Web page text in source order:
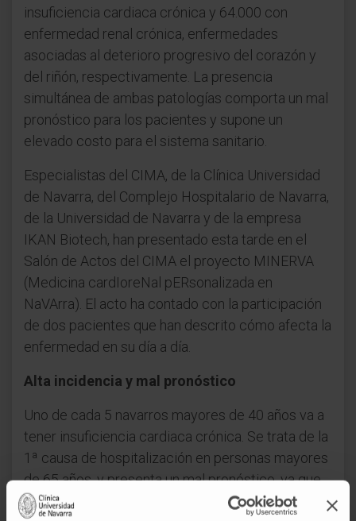
insuficiencia cardiaca crónica y 64.000 con
enfermedad renal crónica, enfermedades
asociadas al deterioro progresivo del corazón y
del riñón, respectivamente. La presencia
simultánea de ambas patologías comporta un mal
pronóstico para los pacientes y supone un
elevado costo para el sistema sanitario.
Especialistas del CIMA, de la Clínica Universidad
de Navarra, del Complejo Hospitalario de Navarra,
de la Universidad de Navarra y de la empresa
IKAN Biotech, han presentado esta tarde en el
Salón de Actos del CIMA el proyecto MINERVA
(Medicina cardIoreNal pERsonalizada en
NaVArra). El acto ha contado con la participación
de dos pacientes que han descrito cómo afecta la
enfermedad en su día a día.
Alta incidencia y mal pronóstico
Uno de cada 5 navarros mayores de 40 años va a
tener insuficiencia cardiaca crónica. Se trata de la
1ª causa de hospitalización en personas mayores
de 65 años, y presenta un mal pronóstico, ya que
la mortalidad a los 5 años del diagnóstico es casi